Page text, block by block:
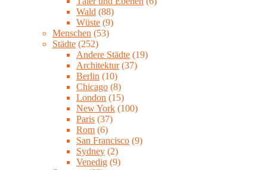
Wald (88)
Wüste (9)
Menschen (53)
Städte (252)
Andere Städte (19)
Architektur (37)
Berlin (10)
Chicago (8)
London (15)
New York (100)
Paris (37)
Rom (6)
San Francisco (9)
Sydney (2)
Venedig (9)